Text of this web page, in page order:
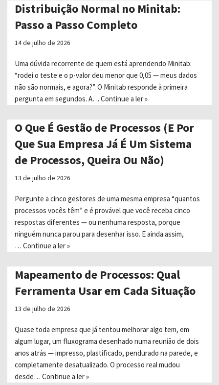
Distribuição Normal no Minitab:
Passo a Passo Completo
14 de julho de 2026
Uma dúvida recorrente de quem está aprendendo Minitab:
“rodei o teste e o p-valor deu menor que 0,05 — meus dados
não são normais, e agora?”. O Minitab responde à primeira
pergunta em segundos. A… Continue a ler »
O Que É Gestão de Processos (E Por
Que Sua Empresa Já É Um Sistema
de Processos, Queira Ou Não)
13 de julho de 2026
Pergunte a cinco gestores de uma mesma empresa “quantos
processos vocês têm” e é provável que você receba cinco
respostas diferentes — ou nenhuma resposta, porque
ninguém nunca parou para desenhar isso. E ainda assim,
… Continue a ler »
Mapeamento de Processos: Qual
Ferramenta Usar em Cada Situação
13 de julho de 2026
Quase toda empresa que já tentou melhorar algo tem, em
algum lugar, um fluxograma desenhado numa reunião de dois
anos atrás — impresso, plastificado, pendurado na parede, e
completamente desatualizado. O processo real mudou
desde… Continue a ler »